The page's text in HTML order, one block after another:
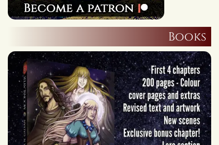
Books